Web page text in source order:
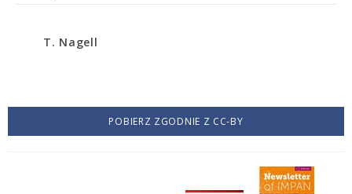
T. Nagell
POBIERZ ZGODNIE Z CC-BY